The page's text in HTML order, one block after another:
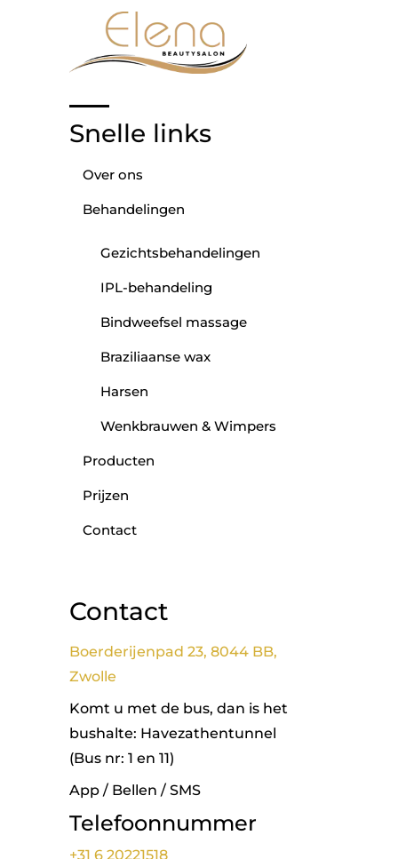
Snelle links
Over ons
Behandelingen
Gezichtsbehandelingen
IPL-behandeling
Bindweefsel massage
Braziliaanse wax
Harsen
Wenkbrauwen & Wimpers
Producten
Prijzen
Contact
Contact
Boerderijenpad 23, 8044 BB,
Zwolle
Komt u met de bus, dan is het
bushalte: Havezathentunnel
(Bus nr: 1 en 11)
App / Bellen / SMS
Telefoonnummer
+31 6 20221518